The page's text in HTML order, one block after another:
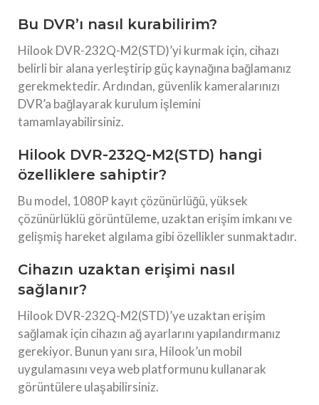
Bu DVR’ı nasıl kurabilirim?
Hilook DVR-232Q-M2(STD)’yi kurmak için, cihazı
belirli bir alana yerleştirip güç kaynağına bağlamanız
gerekmektedir. Ardından, güvenlik kameralarınızı
DVR’a bağlayarak kurulum işlemini
tamamlayabilirsiniz.
Hilook DVR-232Q-M2(STD) hangi
özelliklere sahiptir?
Bu model, 1080P kayıt çözünürlüğü, yüksek
çözünürlüklü görüntüleme, uzaktan erişim imkanı ve
gelişmiş hareket algılama gibi özellikler sunmaktadır.
Cihazın uzaktan erişimi nasıl
sağlanır?
Hilook DVR-232Q-M2(STD)’ye uzaktan erişim
sağlamak için cihazın ağ ayarlarını yapılandırmanız
gerekiyor. Bunun yanı sıra, Hilook’un mobil
uygulamasını veya web platformunu kullanarak
görüntülere ulaşabilirsiniz.